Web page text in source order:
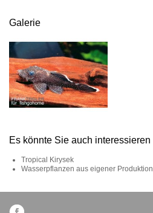
Galerie
Es könnte Sie auch interessieren
Tropical Kirysek
Wasserpflanzen aus eigener Produktion